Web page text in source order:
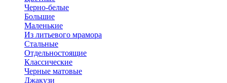
Черно-белые
Большие
Маленькие
Из литьевого мрамора
Стальные
Отдельностоящие
Классические
Черные матовые
Джакузи